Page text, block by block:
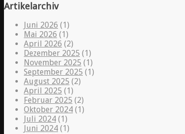
Artikelarchiv
Juni 2026 (1)
Mai 2026 (1)
April 2026 (2)
Dezember 2025 (1)
November 2025 (1)
September 2025 (1)
August 2025 (2)
April 2025 (1)
Februar 2025 (2)
Oktober 2024 (1)
Juli 2024 (1)
Juni 2024 (1)